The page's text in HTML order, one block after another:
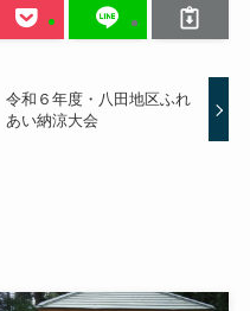
令和６年度・八田地区ふれ
あい納涼大会